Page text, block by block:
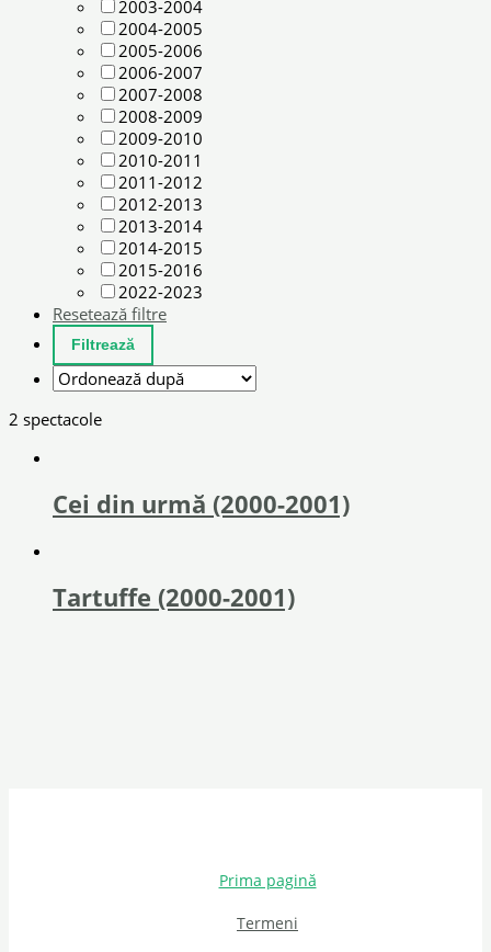
2003-2004
2004-2005
2005-2006
2006-2007
2007-2008
2008-2009
2009-2010
2010-2011
2011-2012
2012-2013
2013-2014
2014-2015
2015-2016
2022-2023
Resetează filtre
2 spectacole
Cei din urmă (2000-2001)
Tartuffe (2000-2001)
Prima pagină
Termeni